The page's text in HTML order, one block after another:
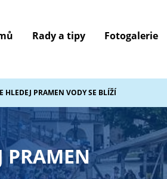
Rady a tipy Fotogalerie
HLEDEJ PRAMEN VODY SE BLÍŽÍ
PRAMEN